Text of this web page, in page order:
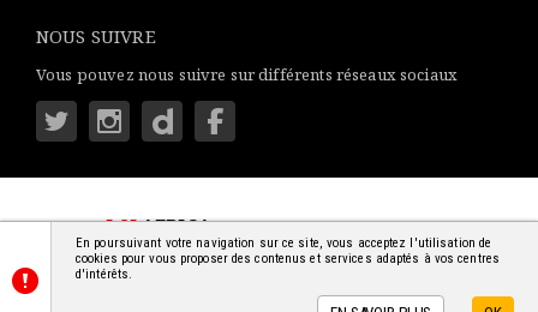
NOUS SUIVRE
Vous pouvez nous suivre sur différents réseaux sociaux
LSIAFRICA: S'INFORMER SIMPLEMENT
© 2018-2026 - TOUS DROITS RÉSERVÉS
En poursuivant votre navigation sur ce site, vous acceptez l'utilisation de
cookies pour vous proposer des contenus et services adaptés à vos centres
d'intérêts.